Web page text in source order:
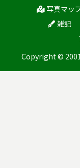
写真マッ
雑記
Copyright ©